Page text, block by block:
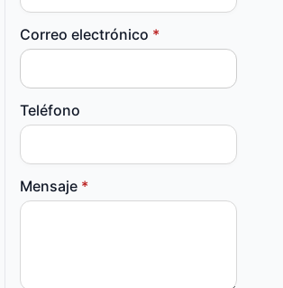
Correo electrónico *
Teléfono
Mensaje *